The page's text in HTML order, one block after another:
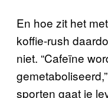
En hoe zit het
koffie-rush
niet. “Cafeïne
sporten gaat je